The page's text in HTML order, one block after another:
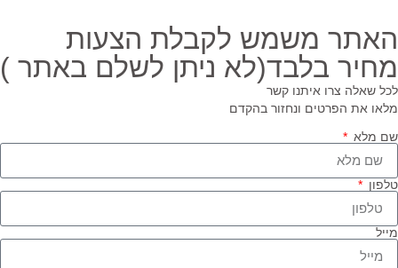
משמש לקבלת הצעות
בלבד(לא ניתן לשלם באתר )
שאלה צרו איתנו קשר
את הפרטים ונחזור בהקדם
מלא